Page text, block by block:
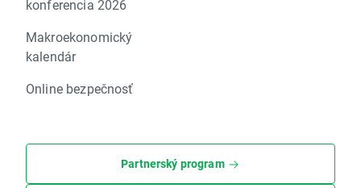
konferencia 2026
Makroekonomický
kalendár
Online bezpečnosť
Partnerský program